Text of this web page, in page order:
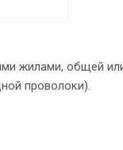
жилами, общей
проволоки).